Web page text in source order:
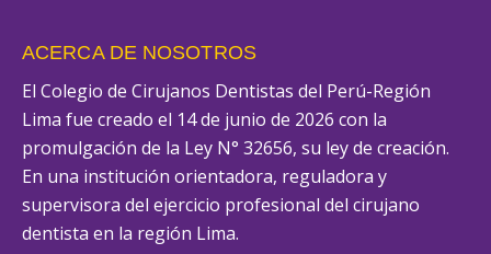
ACERCA DE NOSOTROS
El Colegio de Cirujanos Dentistas del Perú-Región
Lima fue creado el 14 de junio de 2026 con la
promulgación de la Ley N° 32656, su ley de creación.
En una institución orientadora, reguladora y
supervisora del ejercicio profesional del cirujano
dentista en la región Lima.